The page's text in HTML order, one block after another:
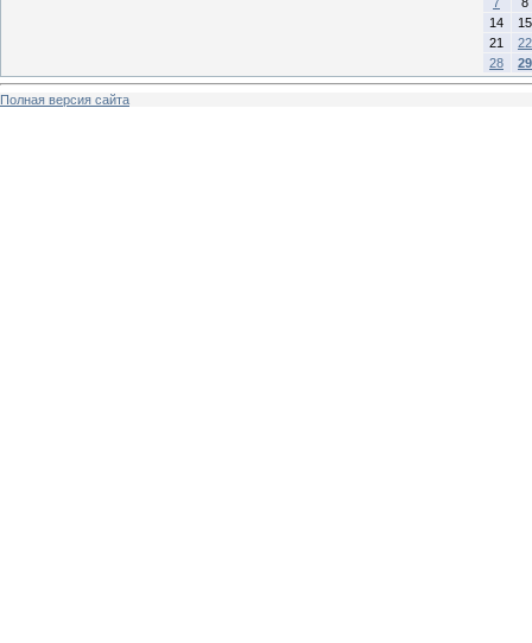
14
15
21
22
28
29
Полная версия сайта